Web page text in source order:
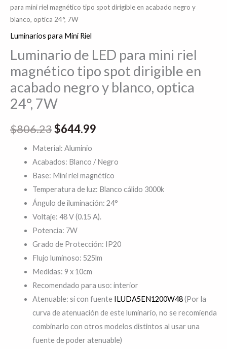
para mini riel magnético tipo spot dirigible en acabado negro y
blanco, optica 24°, 7W
Luminarios para Mini Riel
Luminario de LED para mini riel
magnético tipo spot dirigible en
acabado negro y blanco, optica
24°, 7W
$806.23$644.99
Material: Aluminio
Acabados: Blanco / Negro
Base: Mini riel magnético
Temperatura de luz: Blanco cálido 3000k
Ángulo de iluminación: 24°
Voltaje: 48 V (0.15 A).
Potencia: 7W
Grado de Protección: IP20
Flujo luminoso: 525lm
Medidas: 9 x 10cm
Recomendado para uso: interior
Atenuable: si con fuente ILUDA5EN1200W48(Por la
curva de atenuación de este luminario, no se recomienda
combinarlo con otros modelos distintos al usar una
fuente de poder atenuable)
en
acabado
negro
y
blanco,
optica
24°,
7W